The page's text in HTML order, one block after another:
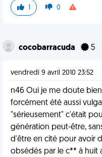
1 0
cocobarracuda 5
vendredi 9 avril 2010 23:52
n46 Oui je me doute
forcément été aussi
"sérieusement" c'était
génération peut-être,
d'être en cité pour avoir
obsédés par le c** à huit